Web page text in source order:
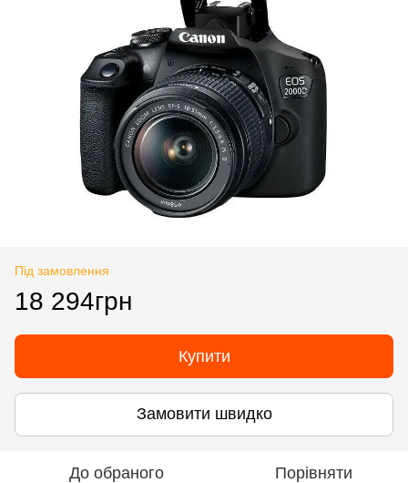
Під замовлення
18 294грн
Купити
Замовити швидко
До обраного Порівняти